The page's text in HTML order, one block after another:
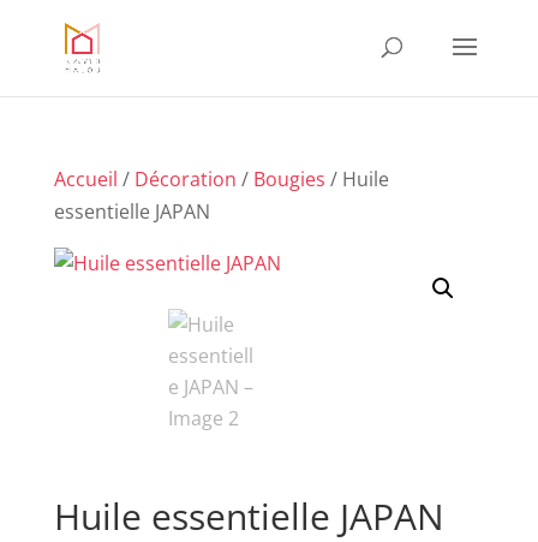
Accueil / Décoration / Bougies / Huile
essentielle JAPAN
Huile essentielle JAPAN